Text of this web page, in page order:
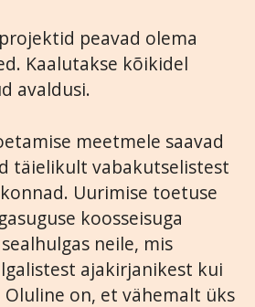
peavad olema
Kaalutakse kõikidel
avaldusi.
meetmele saavad
täielikult vabakutselistest
Uurimise toetuse
koosseisuga
neile, mis
ajakirjanikest kui
on, et vähemalt üks